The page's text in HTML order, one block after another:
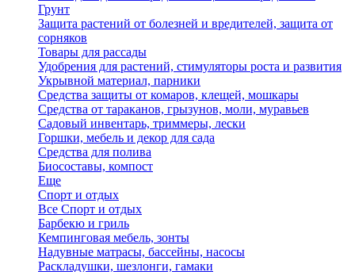
Грунт
Защита растений от болезней и вредителей, защита от
сорняков
Товары для рассады
Удобрения для растений, стимуляторы роста и развития
Укрывной материал, парники
Средства защиты от комаров, клещей, мошкары
Средства от тараканов, грызунов, моли, муравьев
Садовый инвентарь, триммеры, лески
Горшки, мебель и декор для сада
Средства для полива
Биосоставы, компост
Еще
Спорт и отдых
Все Спорт и отдых
Барбекю и гриль
Кемпинговая мебель, зонты
Надувные матрасы, бассейны, насосы
Раскладушки, шезлонги, гамаки